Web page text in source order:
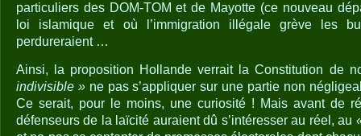
particuliers des DOM-TOM et de Mayotte (ce nouveau
loi islamique et où l’immigration illégale grève les
perdureraient …
Ainsi, la proposition Hollande verrait la Constitution de
indivisible »ne pas s’appliquer sur une partie non
Ce serait, pour le moins, une curiosité ! Mais avant de
défenseurs de la laïcité auraient dû s’intéresser au réel, au